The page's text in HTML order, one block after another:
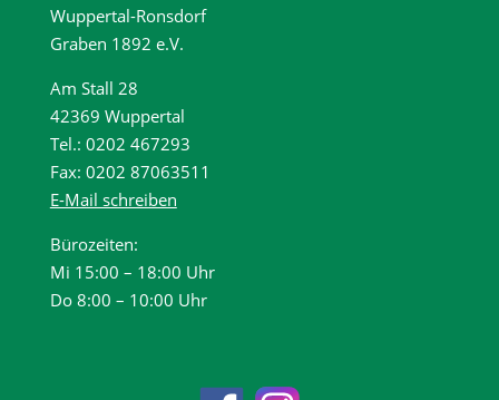
Wuppertal-Ronsdorf
Graben 1892 e.V.
Am Stall 28
42369 Wuppertal
Tel.: 0202 467293
Fax: 0202 87063511
E-Mail schreiben
Bürozeiten:
Mi 15:00 – 18:00 Uhr
Do 8:00 – 10:00 Uhr